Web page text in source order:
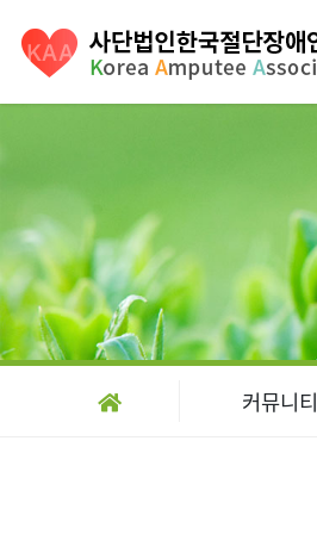
커뮤니티